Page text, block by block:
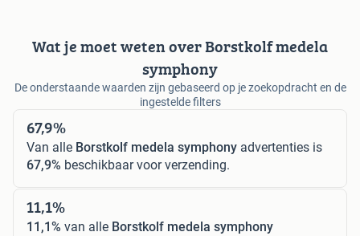
Wat je moet weten over Borstkolf medela
symphony
De onderstaande waarden zijn gebaseerd op je zoekopdracht en de
ingestelde filters
67,9%
Van alle Borstkolf medela symphony advertenties is
67,9% beschikbaar voor verzending.
11,1%
11,1% van alle Borstkolf medela symphony